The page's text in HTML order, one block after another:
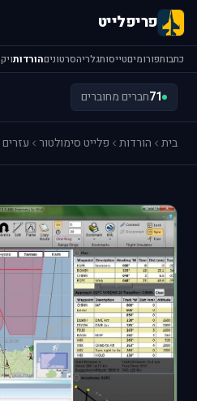
פריפלייט
כתבותפורומיםטייסותגלריהסרטוניםהורדות
71חברים מחוברים
בית הורדות פלייט סימולטור עזרים